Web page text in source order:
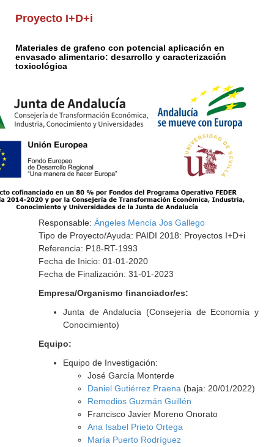
Proyecto I+D+i
Materiales de grafeno con potencial aplicación en
envasado alimentario: desarrollo y caracterización
toxicológica
Responsable: Ángeles Mencía Jos Gallego
Tipo de Proyecto/Ayuda: PAIDI 2018: Proyectos I+D+i
Referencia: P18-RT-1993
Fecha de Inicio: 01-01-2020
Fecha de Finalización: 31-01-2023
Empresa/Organismo financiador/es:
Junta de Andalucía (Consejería de Economía y
Conocimiento)
Equipo:
Equipo de Investigación:
José García Monterde
Daniel Gutiérrez Praena (baja: 20/01/2022)
Remedios Guzmán Guillén
Francisco Javier Moreno Onorato
Ana Isabel Prieto Ortega
María Puerto Rodríguez